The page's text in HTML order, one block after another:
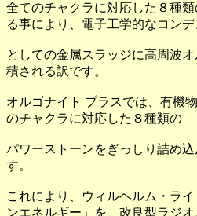
全てのチャクラに対応した８種
る事により、電子工学的なコンデ
としての金属スラッジに高周波
積される訳です。
オルゴナイト プラスでは、有機
のチャクラに対応した８種類の
パワーストーンをぎっしり詰め
す。
これにより、ウィルヘルム・ラ
ンエネルギー」を、改良型ラジオ